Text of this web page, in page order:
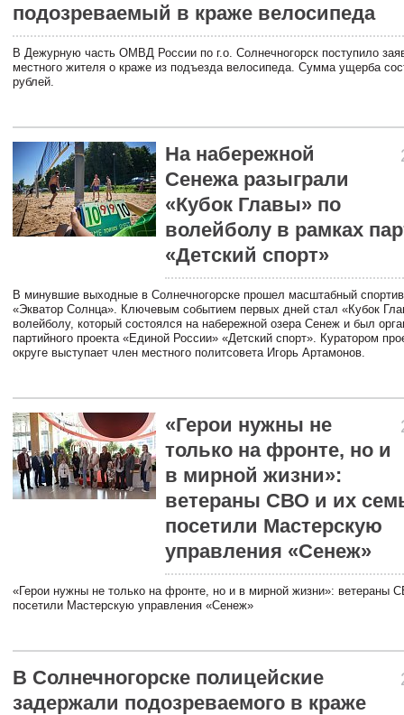
подозреваемый в краже велосипеда
В Дежурную часть ОМВД России по г.о. Солнечногорск поступило
местного жителя о краже из подъезда велосипеда. Сумма ущерба
рублей.
На набережной
Сенежа разыграли
«Кубок Главы» по
волейболу в рамках
«Детский спорт»
В минувшие выходные в Солнечногорске прошел масштабный
«Экватор Солнца». Ключевым событием первых дней стал «Кубок
волейболу, который состоялся на набережной озера Сенеж и был
партийного проекта «Единой России» «Детский спорт». Куратором
округе выступает член местного политсовета Игорь Артамонов.
«Герои нужны не
только на фронте, но и
в мирной жизни»:
ветераны СВО и их
посетили Мастерскую
управления «Сенеж»
«Герои нужны не только на фронте, но и в мирной жизни»: ветераны
посетили Мастерскую управления «Сенеж»
В Солнечногорске полицейские
задержали подозреваемого в краже